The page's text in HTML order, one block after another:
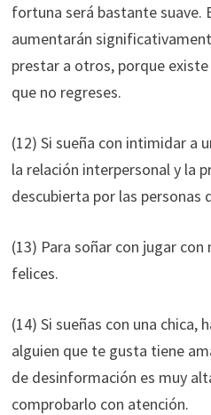
fortuna será bastante suave.
aumentarán
prestar a otros, porque
que no regreses.
(12) Si sueña con intimidar a
la relación interpersonal y la
descubierta por las personas
(13) Para soñar con jugar con
felices.
(14) Si sueñas con una chica,
alguien que te gusta tiene
de desinformación es muy
comprobarlo con atención.